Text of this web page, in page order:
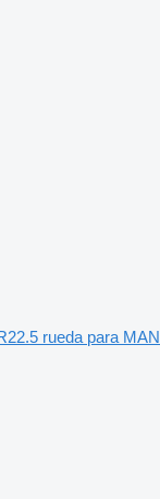
rueda para MAN